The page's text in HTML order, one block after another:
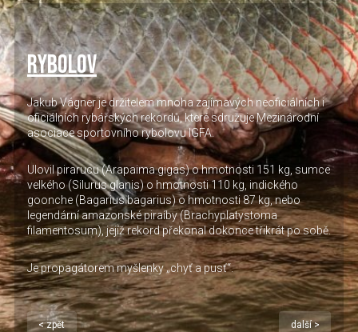
Rybolov
Jakub Vágner je držitelem mnoha zajímavých neoficiálních i
oficiálních rybářských rekordů, které sdružuje Mezinárodní
asociace sportovního rybolovu IGFA.
Ulovil pirarucu (Arapaima gigas) o hmotnosti 151 kg, sumce
velkého (Silurus glanis) o hmotnosti 110 kg, indického
goonche (Bagarius bagarius) o hmotnosti 87 kg, nebo
legendární amazonské piraíby (Brachyplatystoma
filamentosum), jejíž rekord překonal dokonce třikrát po sobě.
Je propagátorem myšlenky „chyť a pusť“.
< zpět další >